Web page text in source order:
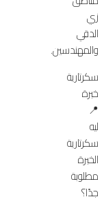
زي
الدقي
والمهندسين.
سكرتارية
خبرة
📍
ليه
سكرتارية
الخبرة
مطلوبة
جدًا؟